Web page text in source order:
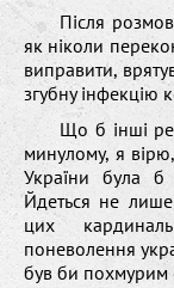
Після
як ніколи
виправити,
згубну інфекцію
Що б інші
минулому, я
України була
Йдеться не
цих
поневолення
був би похмурим